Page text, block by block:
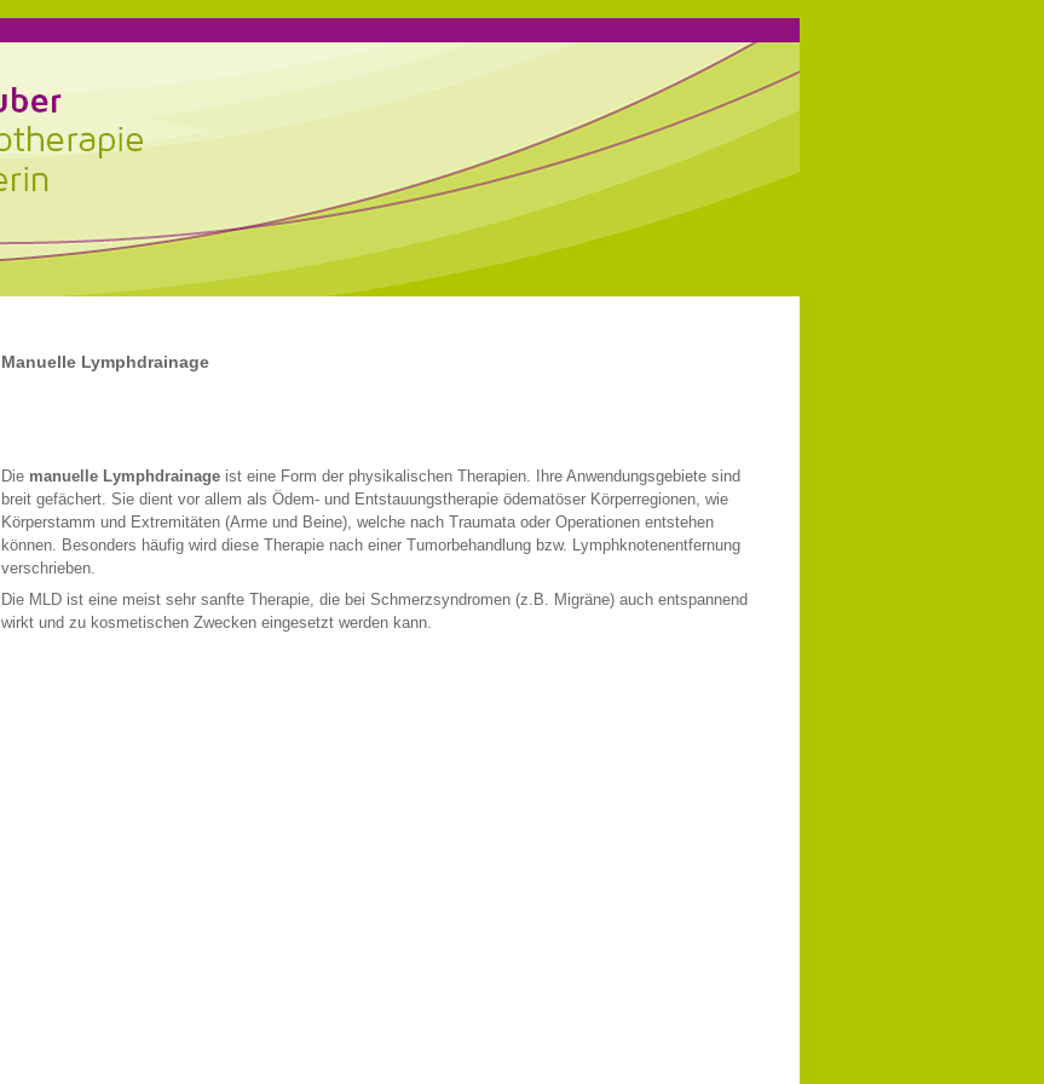
Manuelle Lymphdrainage
Die manuelle Lymphdrainage ist eine Form der physikalischen Therapien. Ihre Anwendungsgebiete sind
breit gefächert. Sie dient vor allem als Ödem- und Entstauungstherapie ödematöser Körperregionen, wie
Körperstamm und Extremitäten (Arme und Beine), welche nach Traumata oder Operationen entstehen
können. Besonders häufig wird diese Therapie nach einer Tumorbehandlung bzw. Lymphknotenentfernung
verschrieben.
Die MLD ist eine meist sehr sanfte Therapie, die bei Schmerzsyndromen (z.B. Migräne) auch entspannend
wirkt und zu kosmetischen Zwecken eingesetzt werden kann.